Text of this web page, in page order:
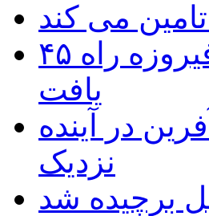
۴۵ اثر هنرمندان اردبیلی به غربالگری جشنواره فیروزه راه
یافت
در آینده
نزدیک